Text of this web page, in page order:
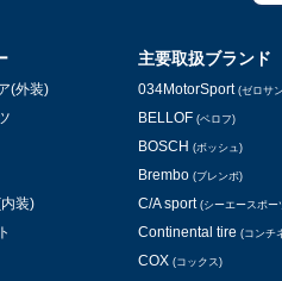
(外装)
装)
主要取扱ブランド
034MotorSport (ゼロサ
BELLOF (ベロフ)
BOSCH (ボッシュ)
Brembo (ブレンボ)
C/A sport (シーエースポー
Continental tire (コンチ
COX (コックス)